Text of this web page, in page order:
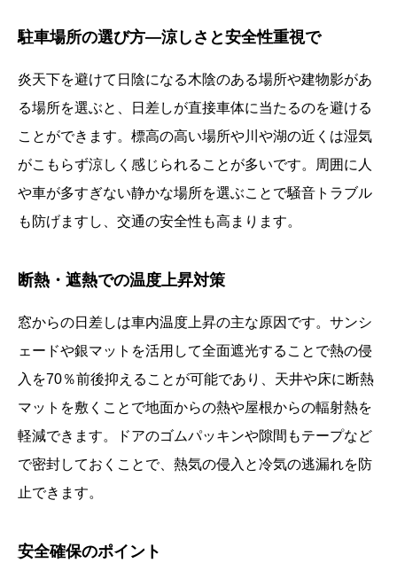
駐車場所の選び方—涼しさと安全性重視で
炎天下を避けて日陰になる木陰のある場所や建物影があ
る場所を選ぶと、日差しが直接車体に当たるのを避ける
ことができます。標高の高い場所や川や湖の近くは湿気
がこもらず涼しく感じられることが多いです。周囲に人
や車が多すぎない静かな場所を選ぶことで騒音トラブル
も防げますし、交通の安全性も高まります。
断熱・遮熱での温度上昇対策
窓からの日差しは車内温度上昇の主な原因です。サンシ
ェードや銀マットを活用して全面遮光することで熱の侵
入を70％前後抑えることが可能であり、天井や床に断熱
マットを敷くことで地面からの熱や屋根からの輻射熱を
軽減できます。ドアのゴムパッキンや隙間もテープなど
で密封しておくことで、熱気の侵入と冷気の逃漏れを防
止できます。
安全確保のポイント